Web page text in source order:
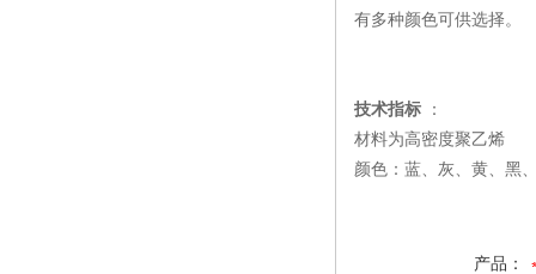
有多种颜色可供选择。
技术指标 ：
材料为高密度聚乙烯
颜色：蓝、灰、黄、黑
产品：